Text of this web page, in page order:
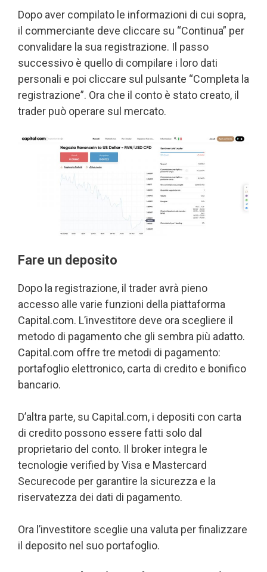
Dopo aver compilato le informazioni di cui sopra,
il commerciante deve cliccare su “Continua” per
convalidare la sua registrazione. Il passo
successivo è quello di compilare i loro dati
personali e poi cliccare sul pulsante “Completa la
registrazione”. Ora che il conto è stato creato, il
trader può operare sul mercato.
Fare un deposito
Dopo la registrazione, il trader avrà pieno
accesso alle varie funzioni della piattaforma
Capital.com. L’investitore deve ora scegliere il
metodo di pagamento che gli sembra più adatto.
Capital.com offre tre metodi di pagamento:
portafoglio elettronico, carta di credito e bonifico
bancario.
D’altra parte, su Capital.com, i depositi con carta
di credito possono essere fatti solo dal
proprietario del conto. Il broker integra le
tecnologie verified by Visa e Mastercard
Securecode per garantire la sicurezza e la
riservatezza dei dati di pagamento.
Ora l’investitore sceglie una valuta per finalizzare
il deposito nel suo portafoglio.